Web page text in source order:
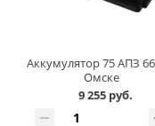
Аккумулятор 75 АПЗ
Омске
9 255 руб.